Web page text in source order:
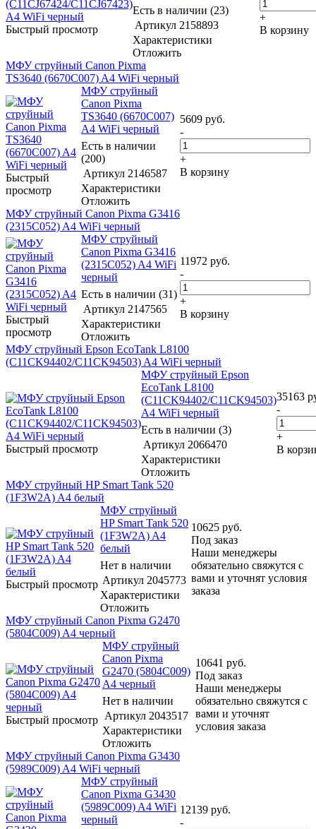
Быстрый просмотр
Есть в наличии (23)
Артикул 2158893
Характеристики
Отложить
+
В корзину
МФУ струйный Canon Pixma
TS3640 (6670C007) A4 WiFi черный
Быстрый
просмотр
МФУ струйный
Canon Pixma
TS3640 (6670C007)
A4 WiFi черный
Есть в наличии
(200)
Артикул 2146587
Характеристики
Отложить
5609 руб.
-
+
В корзину
МФУ струйный Canon Pixma G3416
(2315C052) A4 WiFi черный
Быстрый
просмотр
МФУ струйный
Canon Pixma G3416
(2315C052) A4 WiFi
черный
Есть в наличии (31)
Артикул 2147565
Характеристики
Отложить
11972 руб.
-
+
В корзину
МФУ струйный Epson EcoTank L8100
(C11CK94402/C11CK94503) A4 WiFi черный
Быстрый просмотр
МФУ струйный Epson
EcoTank L8100
(C11CK94402/C11CK94503)
A4 WiFi черный
Есть в наличии (3)
Артикул 2066470
Характеристики
Отложить
35163
-
+
В
МФУ струйный HP Smart Tank 520
(1F3W2A) A4 белый
Быстрый просмотр
МФУ струйный
HP Smart Tank 520
(1F3W2A) A4
белый
Нет в наличии
Артикул 2045773
Характеристики
Отложить
10625 руб.
Под заказ
Наши менеджеры
обязательно свяжутся с
вами и уточнят условия
заказа
МФУ струйный Canon Pixma G2470
(5804C009) A4 черный
Быстрый просмотр
МФУ струйный
Canon Pixma
G2470 (5804C009)
A4 черный
Нет в наличии
Артикул 2043517
Характеристики
Отложить
10641 руб.
Под заказ
Наши менеджеры
обязательно свяжутся с
вами и уточнят
условия заказа
МФУ струйный Canon Pixma G3430
(5989C009) A4 WiFi черный
МФУ струйный
Canon Pixma G3430
(5989C009) A4 WiFi
черный
12139 руб.
-